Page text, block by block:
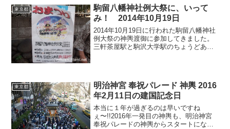
進み明治神宮に入っていきました。今年
参加して、かれこれ...
東京都
駒留八幡神社例大祭に、いって
み！ 2014年10月19日
2014年10月19日に行われた駒留八幡神社
例大祭の神輿渡御に参加してきました。
三軒茶屋駅と駒沢大学駅のちょうどあい
東京都
明治神宮 奉祝パレード 神輿 2016
年2月11日の建国記念日
本当に１年が過ぎるのは早いですね
ぇ〜!!2016年一発目の神輿も、明治神宮
奉祝パレードの神輿からスタートになり